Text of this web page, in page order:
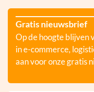
Gratis nieuwsbrief
Op de hoogte blijven
in e-commerce,
aan voor onze gratis